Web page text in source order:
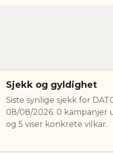
Sjekk og gyldighet
Siste synlige sjekk for
08/08/2026. 0 kampanjer
og 5 viser konkrete vilkar.